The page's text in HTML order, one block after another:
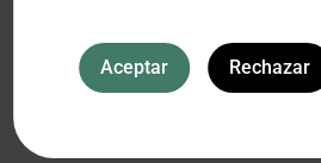
ayuda de tecnología láser.
pequeña incisión en la
Aceptar Rechazar